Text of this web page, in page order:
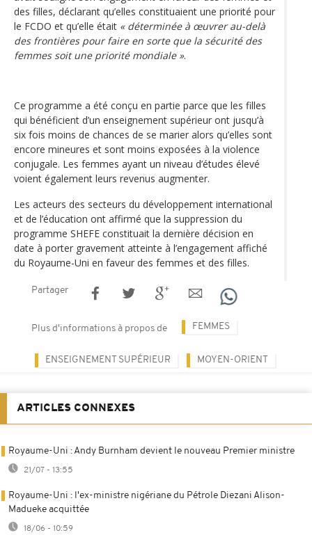
des filles, déclarant qu’elles constituaient une priorité pour
le FCDO et qu’elle était « déterminée à œuvrer au-delà
des frontières pour faire en sorte que la sécurité des
femmes soit une priorité mondiale ».
Ce programme a été conçu en partie parce que les filles
qui bénéficient d’un enseignement supérieur ont jusqu’à
six fois moins de chances de se marier alors qu’elles sont
encore mineures et sont moins exposées à la violence
conjugale. Les femmes ayant un niveau d’études élevé
voient également leurs revenus augmenter.
Les acteurs des secteurs du développement international
et de l’éducation ont affirmé que la suppression du
programme SHEFE constituait la dernière décision en
date à porter gravement atteinte à l’engagement affiché
du Royaume-Uni en faveur des femmes et des filles.
Partager
Plus d'informations à propos de FEMMES
ENSEIGNEMENT SUPÉRIEUR MOYEN-ORIENT
ARTICLES CONNEXES
Royaume-Uni : Andy Burnham devient le nouveau Premier ministre
21/07 - 13:55
Royaume-Uni : l'ex-ministre nigériane du Pétrole Diezani Alison-
Madueke acquittée
18/06 - 10:59